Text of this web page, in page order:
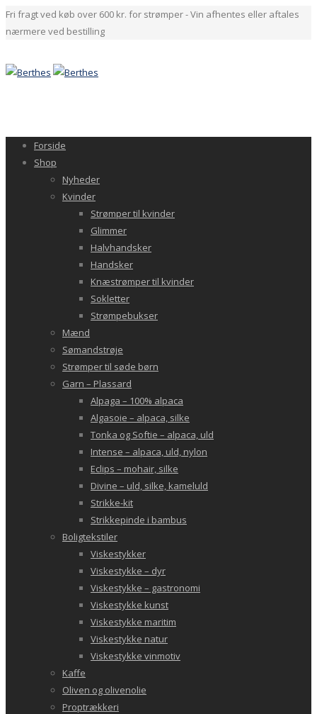
Fri fragt ved køb over 600 kr. for strømper - Vin afhentes eller aftales
nærmere ved bestilling
Forside
Shop
Nyheder
Kvinder
Strømper til kvinder
Glimmer
Halvhandsker
Handsker
Knæstrømper til kvinder
Sokletter
Strømpebukser
Mænd
Sømandstrøje
Strømper til søde børn
Garn – Plassard
Alpaga – 100% alpaca
Algasoie – alpaca, silke
Tonka og Softie – alpaca, uld
Intense – alpaca, uld, nylon
Eclips – mohair, silke
Divine – uld, silke, kameluld
Strikke-kit
Strikkepinde i bambus
Boligtekstiler
Viskestykker
Viskestykke – dyr
Viskestykke – gastronomi
Viskestykke kunst
Viskestykke maritim
Viskestykke natur
Viskestykke vinmotiv
Kaffe
Oliven og olivenolie
Proptrækkeri